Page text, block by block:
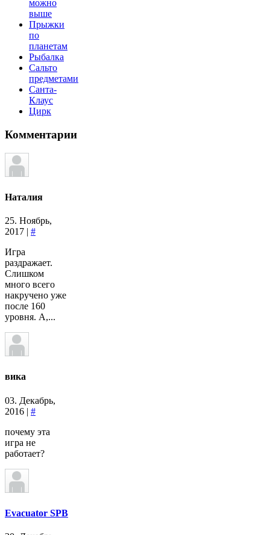
можно
выше
Прыжки
по
планетам
Рыбалка
Сальто
предметами
Санта-
Клаус
Цирк
Комментарии
Наталия
25. Ноябрь,
2017 | #
Игра
раздражает.
Слишком
много всего
накручено уже
после 160
уровня. А,...
вика
03. Декабрь,
2016 | #
почему эта
игра не
работает?
Evacuator SPB